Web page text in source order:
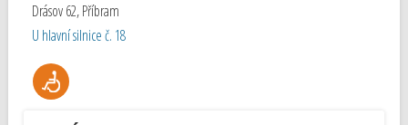
Drásov 62,Příbram
U hlavní silnice č. 18